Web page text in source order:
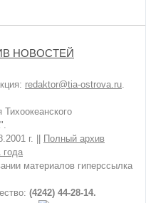
НОВОСТЕЙ
redaktor@tia-ostrova.ru.
Тихоокеанского
г. ||
Полный архив
года
материалов гиперссылка
(4242) 44-28-14.